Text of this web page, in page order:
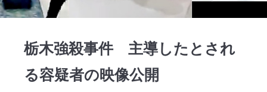
栃木強殺事件 主導したとされ
る容疑者の映像公開